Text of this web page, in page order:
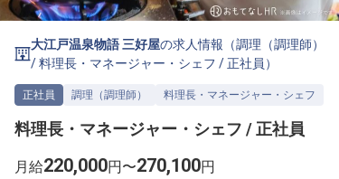
ホテル・宿泊業界情報コラム
無料 転職サポートに申し込む
採用をお考えの企業様へ
大江戸温泉物語 三好屋の求人情報（調理（調理師）
/料理長・マネージャー・シェフ /正社員 ）
正社員 調理（調理師） 料理長・マネージャー・シェフ
料理長・マネージャー・シェフ / 正社員
月給220,000円〜270,100円